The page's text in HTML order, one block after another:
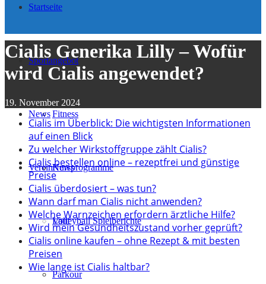
Startseite
Sportangebot
Fitness
Kursprogramme
Lauf
Parkour
News
News
Volleyball Spielberichte
Verein
Cialis Generika Lilly – Wofür
wird Cialis angewendet?
19. November 2024
Cialis im Überblick: Die wichtigsten Informationen
auf einen Blick
Zu welcher Wirkstoffgruppe zählt Cialis?
Cialis bestellen online – rezeptfrei und günstige
Preise
Cialis überdosiert – was tun?
Wann darf man Cialis nicht anwenden?
Welche Warnzeichen erfordern ärztliche Hilfe?
Wird mein Gesundheitszustand vorher geprüft?
Cialis online kaufen – ohne Rezept & mit besten
Preisen
Wie lange ist Cialis haltbar?